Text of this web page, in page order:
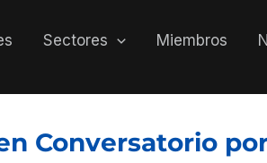
Sectores Miembros
Conversatorio